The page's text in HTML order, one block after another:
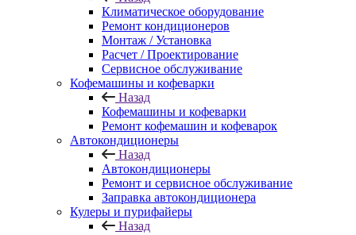
Климатическое оборудование
Ремонт кондиционеров
Монтаж / Установка
Расчет / Проектирование
Сервисное обслуживание
Кофемашины и кофеварки
Назад
Кофемашины и кофеварки
Ремонт кофемашин и кофеварок
Автокондиционеры
Назад
Автокондиционеры
Ремонт и сервисное обслуживание
Заправка автокондиционера
Кулеры и пурифайеры
Назад